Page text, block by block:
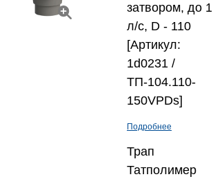
затвором, до 1
л/с, D - 110
[Артикул:
1d0231 /
ТП-104.110-
150VPDs]
Подробнее
Трап
Татполимер